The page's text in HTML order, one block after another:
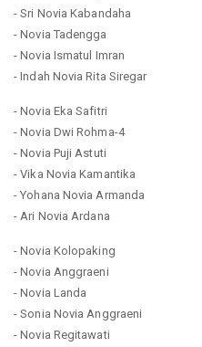
- Sri Novia Kabandaha
- Novia Tadengga
- Novia Ismatul Imran
- Indah Novia Rita Siregar
- Novia Eka Safitri
- Novia Dwi Rohma-4
- Novia Puji Astuti
- Vika Novia Kamantika
- Yohana Novia Armanda
- Ari Novia Ardana
- Novia Kolopaking
- Novia Anggraeni
- Novia Landa
- Sonia Novia Anggraeni
- Novia Regitawati